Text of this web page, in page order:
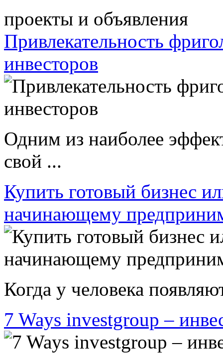
проекты и объявления
Привлекательность
инвесторов
Одним из наиболее
свой ...
Купить готовый бизнес
начинающему
Когда у человека
7 Ways investgroup –